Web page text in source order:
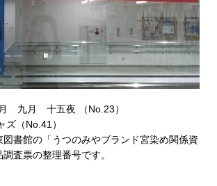
九月 十五夜 （No.23）
（No.41）
図書館の「うつのみやブランド宮染め関係資
査票の整理番号です。